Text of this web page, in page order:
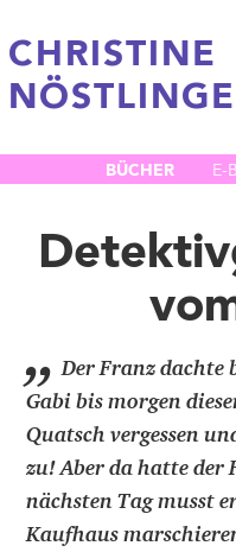
CHRISTINE
BÜCHER E-
„ Der Franz dachte
Gabi bis morgen
Quatsch vergessen
zu! Aber da hatte der
nächsten Tag musst
Kaufhaus